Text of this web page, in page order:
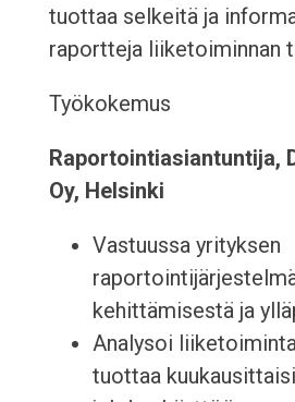
tuottaa selkeitä ja
raportteja liiketoiminnan
Työkokemus
Raportointiasiantuntija,
Oy, Helsinki
Vastuussa yrityksen
kehittämisestä ja
Analysoi
tuottaa